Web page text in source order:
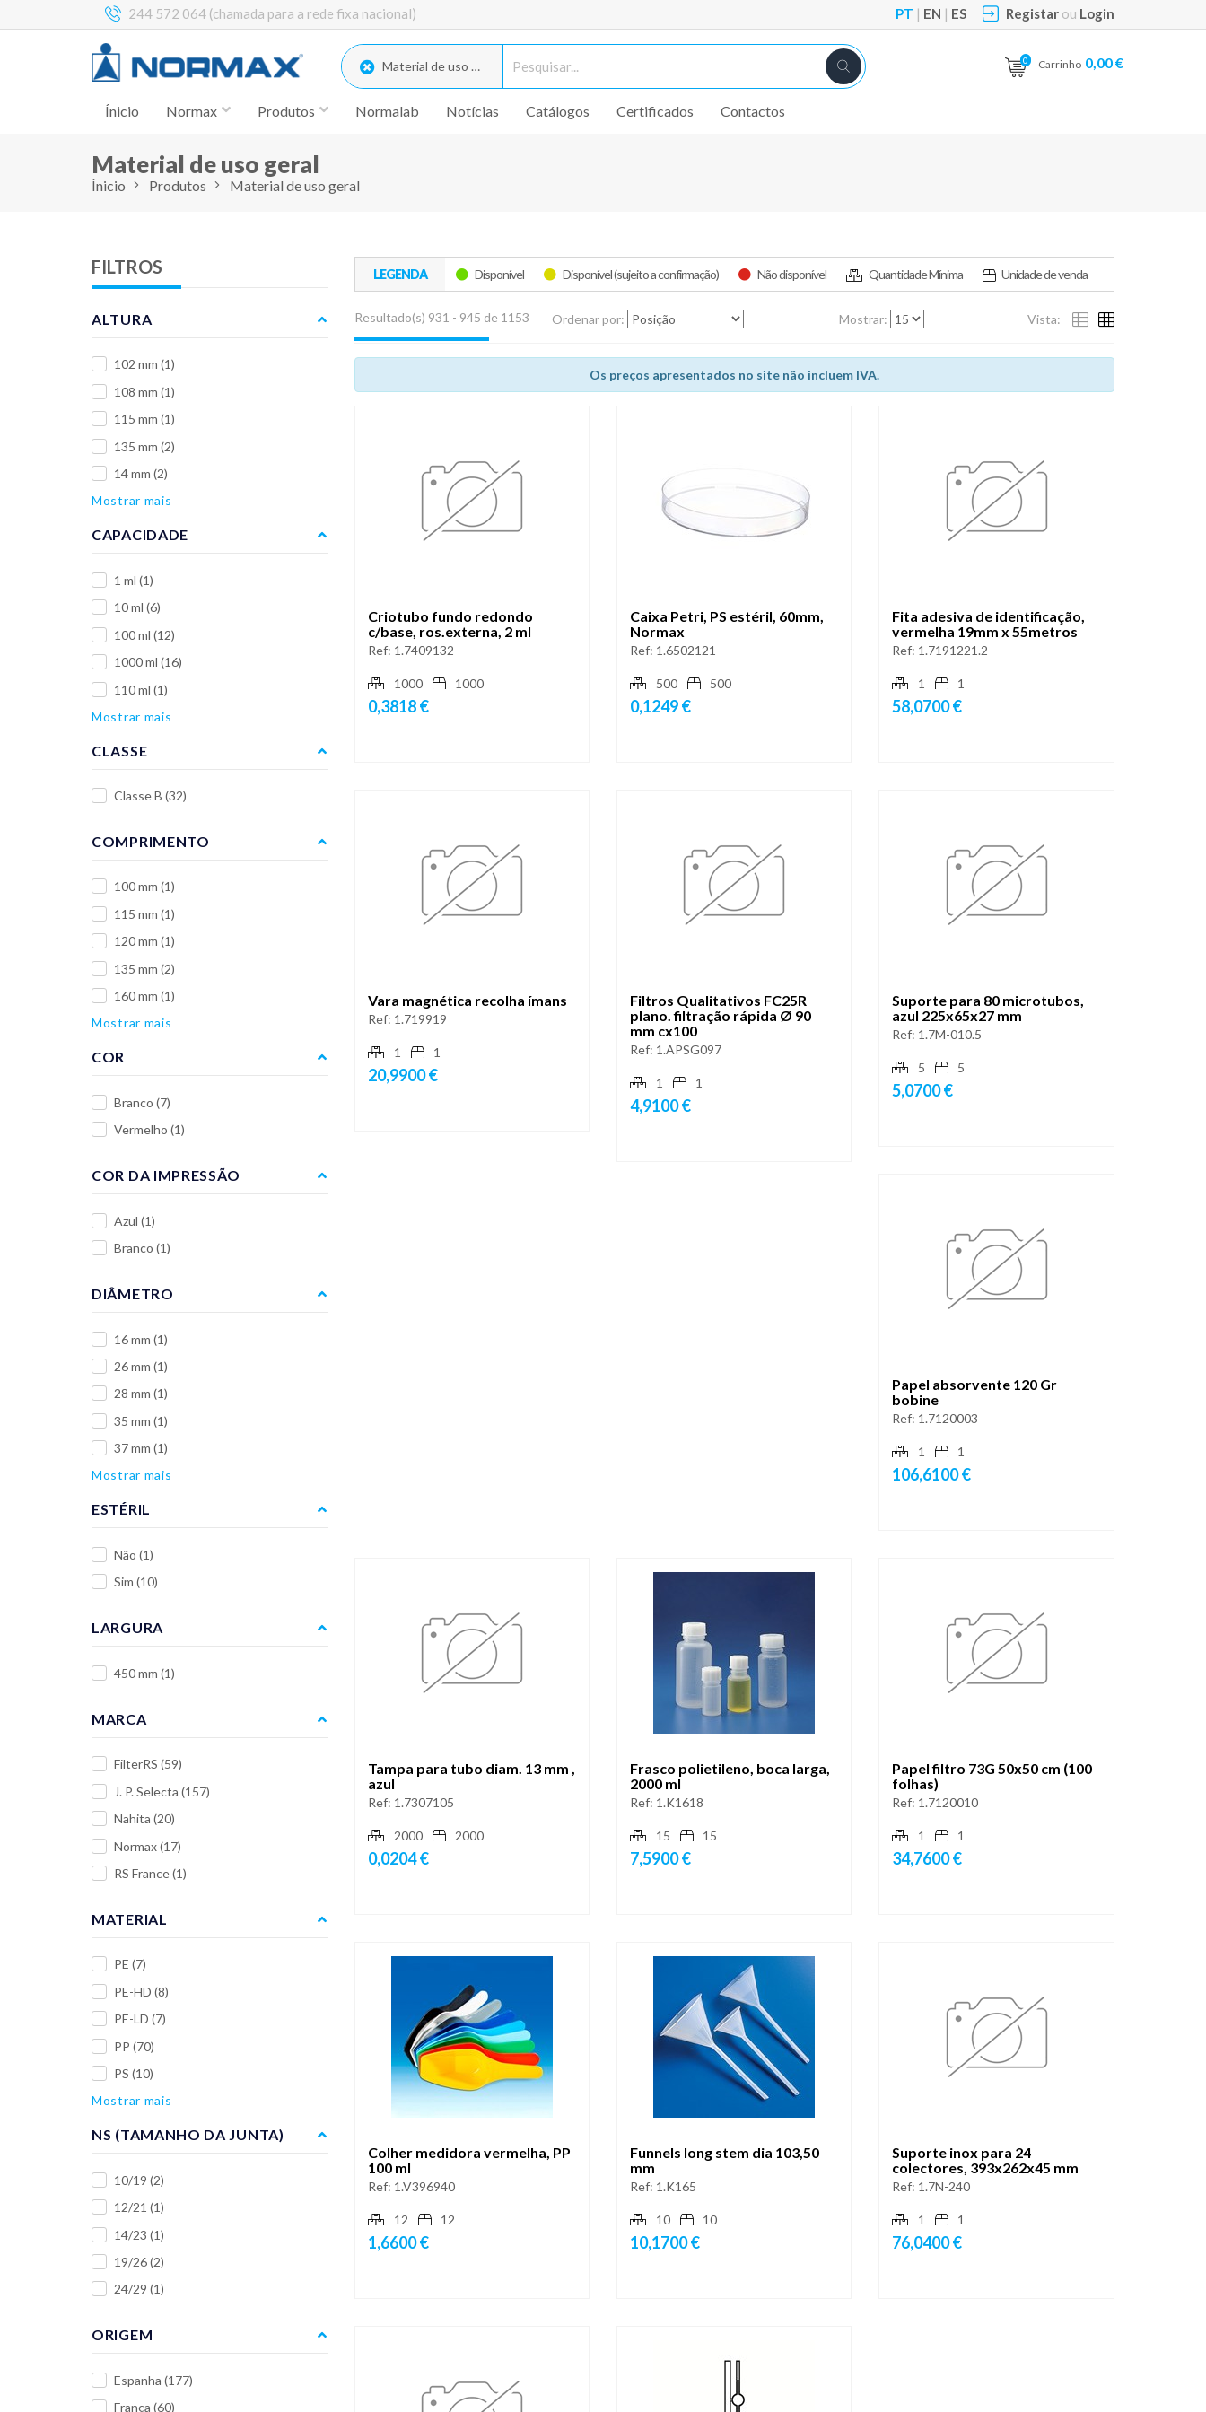
244 572 064 (chamada para a rede fixa nacional) PT | EN | ES Registar ou Login
0 Carrinho 0,00 €
Material de uso geral
Ínicio Normax Produtos Normalab Notícias Catálogos Certificados Contactos
Material de uso geral
Ínicio Produtos Material de uso geral
LEGENDA Disponível Disponível (sujeito a confirmação) Não disponível Quantidade Mínima Unidade de venda
Resultado(s) 931 - 945 de 1153 Ordenar por: Mostrar: Vista:
Os preços apresentados no site não incluem IVA.
Criotubo fundo redondo
c/base, ros.externa, 2 ml
Ref: 1.7409132
1000 1000
0,3818 €
Caixa Petri, PS estéril, 60mm,
Normax
Ref: 1.6502121
500 500
0,1249 €
Fita adesiva de identificação,
vermelha 19mm x 55metros
Ref: 1.7191221.2
1 1
58,0700 €
Vara magnética recolha ímans
Ref: 1.719919
1 1
20,9900 €
Filtros Qualitativos FC25R
plano. filtração rápida Ø 90
mm cx100
Ref: 1.APSG097
1 1
4,9100 €
Suporte para 80 microtubos,
azul 225x65x27 mm
Ref: 1.7M-010.5
5 5
5,0700 €
Papel absorvente 120 Gr
bobine
Ref: 1.7120003
1 1
106,6100 €
Tampa para tubo diam. 13 mm ,
azul
Ref: 1.7307105
2000 2000
0,0204 €
Frasco polietileno, boca larga,
2000 ml
Ref: 1.K1618
15 15
7,5900 €
Papel filtro 73G 50x50 cm (100
folhas)
Ref: 1.7120010
1 1
34,7600 €
Colher medidora vermelha, PP
100 ml
Ref: 1.V396940
12 12
1,6600 €
Funnels long stem dia 103,50
mm
Ref: 1.K165
10 10
10,1700 €
Suporte inox para 24
colectores, 393x262x45 mm
Ref: 1.7N-240
1 1
76,0400 €
FILTROS
ALTURA
102 mm (1)
108 mm (1)
115 mm (1)
135 mm (2)
14 mm (2)
Mostrar mais
CAPACIDADE
1 ml (1)
10 ml (6)
100 ml (12)
1000 ml (16)
110 ml (1)
Mostrar mais
CLASSE
Classe B (32)
COMPRIMENTO
100 mm (1)
115 mm (1)
120 mm (1)
135 mm (2)
160 mm (1)
Mostrar mais
COR
Branco (7)
Vermelho (1)
COR DA IMPRESSÃO
Azul (1)
Branco (1)
DIÂMETRO
16 mm (1)
26 mm (1)
28 mm (1)
35 mm (1)
37 mm (1)
Mostrar mais
ESTÉRIL
Não (1)
Sim (10)
LARGURA
450 mm (1)
MARCA
FilterRS (59)
J. P. Selecta (157)
Nahita (20)
Normax(17)
RS France(1)
MATERIAL
PE (7)
PE-HD (8)
PE-LD (7)
PP (70)
PS (10)
Mostrar mais
NS (TAMANHO DA JUNTA)
10/19 (2)
12/21 (1)
14/23 (1)
19/26(2)
24/29 (1)
ORIGEM
Espanha (177)
França (60)